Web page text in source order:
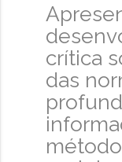
crítica
das